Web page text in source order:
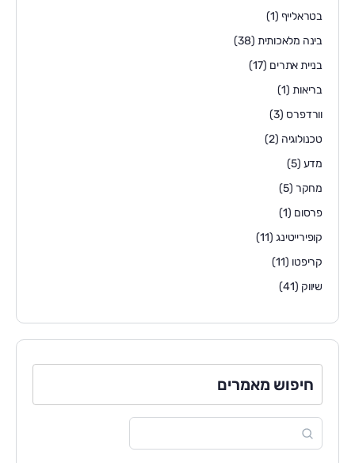
בטראלייף (1)
בינה מלאכותית (38)
בניית אתרים (17)
בריאות(1)
וורדפרס (3)
טכנולוגיה (2)
מדע (5)
מחקר (5)
פרסום (1)
קופירייטינג(11)
קריפטו (11)
שיווק (41)
חיפוש מאמרים